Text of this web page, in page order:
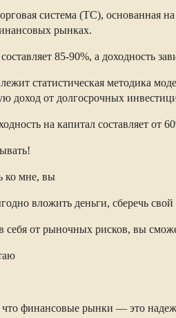
система (ТС), основанная
рынках.
85-90%, а доходность
статистическая методика
доход от долгосрочных
на капитал составляет от
ко мне, вы
вложить деньги, сберечь
себя от рыночных рисков, вы
финансовые рынки — это